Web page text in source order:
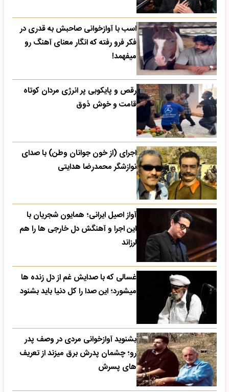
اسب با آوازخوانی صاحبش به قدری در
فکر فرو رفته که انگار معنای آهنگ رو
میفهمد!
رقص و پایکوبی پر انرژی مردان کوتاه
قامت و خوش ذوق
اجرای (از خون جوانان وطن) با صدای
نوازشگر محمدرضا هدایتی
آواز اصیل ایرانی؛ همایون شجریان با
این اجرا و آهنگش دل خارجی ها را هم
لرزاند
غسالی که با صدایش غم از دل زنده ها
میشورد؛ این صدا را کل دنیا باید بشنود
بشنوید آوازخوانی مردی در وصف پدر
رو؛ چشمان پدرش برق میزند از تعریف
های پسرش